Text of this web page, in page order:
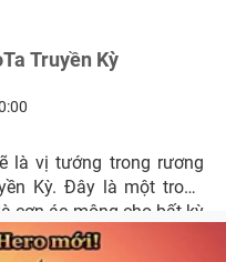
Truyền Kỳ
là vị tướng trong rương
Kỳ. Đây là một trong
cơn ác mộng cho bất kỳ
trường.